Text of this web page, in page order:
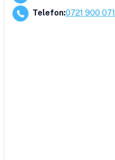
Telefon:0721 900 071